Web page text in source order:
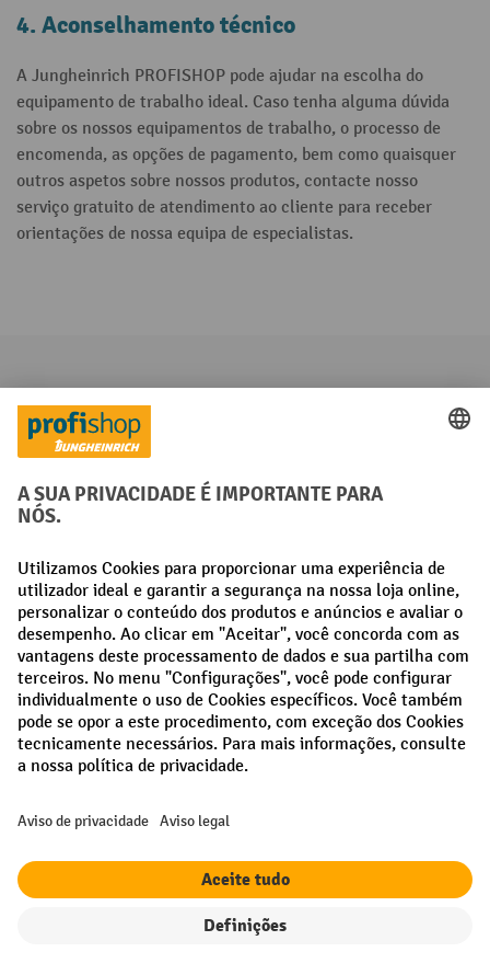
Ordenação
4. Aconselhamento técnico
A Jungheinrich PROFISHOP pode ajudar na escolha do
equipamento de trabalho ideal. Caso tenha alguma dúvida
sobre os nossos equipamentos de trabalho, o processo de
encomenda, as opções de pagamento, bem como quaisquer
outros aspetos sobre nossos produtos, contacte nosso
serviço gratuito de atendimento ao cliente para receber
orientações de nossa equipa de especialistas.
Categorias em destaque
Apoio e aconselhamento através do:
21 915 60 65
Disponível de segunda a sexta-feira, das 8h às 17h.
Entre em contacto connosco através do nossoformulário de
contacto.
Direito de rescisao